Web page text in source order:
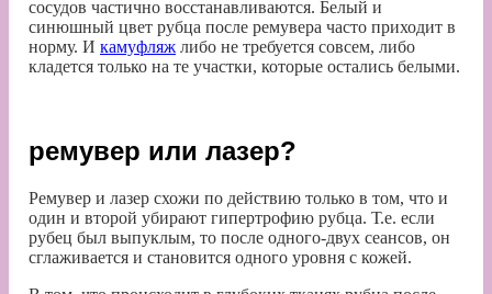
сосудов частично восстанавливаются. Белый и
синюшный цвет рубца после ремувера часто приходит в
норму. И камуфляж либо не требуется совсем, либо
кладется только на те участки, которые остались белыми.
ремувер или лазер?
Ремувер и лазер схожи по действию только в том, что и
один и второй убирают гипертрофию рубца. Т.е. если
рубец был выпуклым, то после одного-двух сеансов, он
сглаживается и становится одного уровня с кожей.